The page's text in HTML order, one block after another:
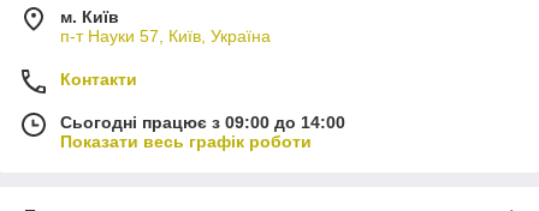
м. Київ
п-т Науки 57, Київ, Україна
Контакти
Сьогодні працює з 09:00 до 14:00
Показати весь графік роботи